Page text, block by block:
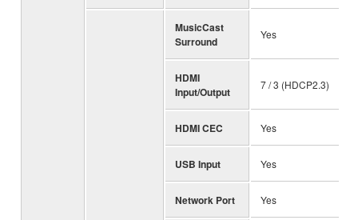
MusicCast
Surround
Yes
HDMI
Input/Output
7 / 3 (HDCP2.3)
HDMI CEC Yes
USB Input Yes
Network Port Yes